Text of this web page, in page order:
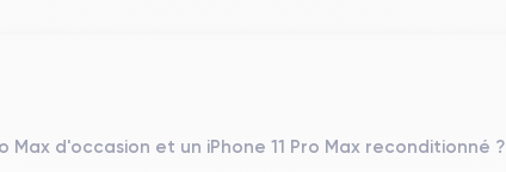
iOS (iOS 26)
d'occasion et un iPhone 11 Pro Max reconditionné ?